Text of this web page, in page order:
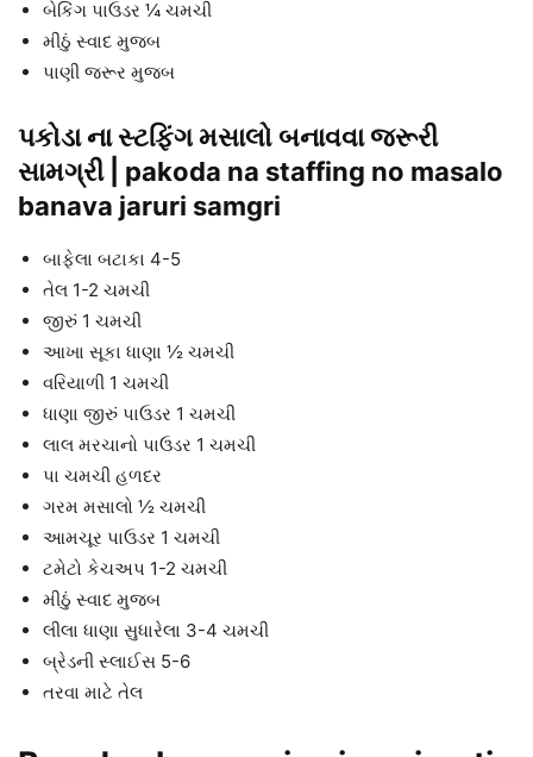
બેકિંગ પાઉડર ¼ ચમચી
મીઠું સ્વાદ મુજબ
પાણી જરૂર મુજબ
પકોડા ના સ્ટફિંગ મસાલો બનાવવા જરૂરી
સામગ્રી | pakoda na staffing no masalo
banava jaruri samgri
બાફેલા બટાકા 4-5
તેલ 1-2 ચમચી
જીરું 1 ચમચી
આખા સૂકા ધાણા ½ ચમચી
વરિયાળી 1 ચમચી
ધાણા જીરું પાઉડર 1 ચમચી
લાલ મરચાનો પાઉડર 1 ચમચી
પા ચમચી હળદર
ગરમ મસાલો ½ ચમચી
આમચૂર પાઉડર 1 ચમચી
ટમેટો કેચઅપ 1-2 ચમચી
મીઠું સ્વાદ મુજબ
લીલા ધાણા સુધારેલા 3-4 ચમચી
બ્રેડની સ્લાઈસ 5-6
તરવા માટે તેલ